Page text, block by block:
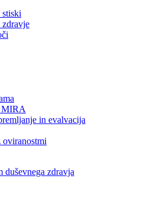
zdravje
MIRA
in evalvacija
oviranostmi